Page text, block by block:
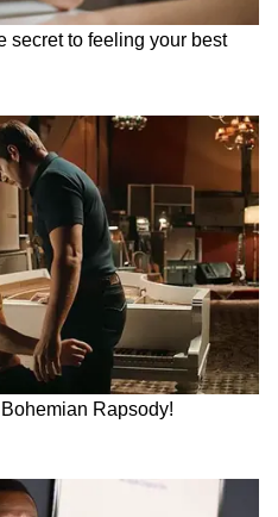
Debit Card Blocked: क्या
आपका बैंक भी बिना बताए कार्ड
ब्लॉक कर सकता है? कोर्ट ने ग्राहक
के हक में दिया अहम फैसला